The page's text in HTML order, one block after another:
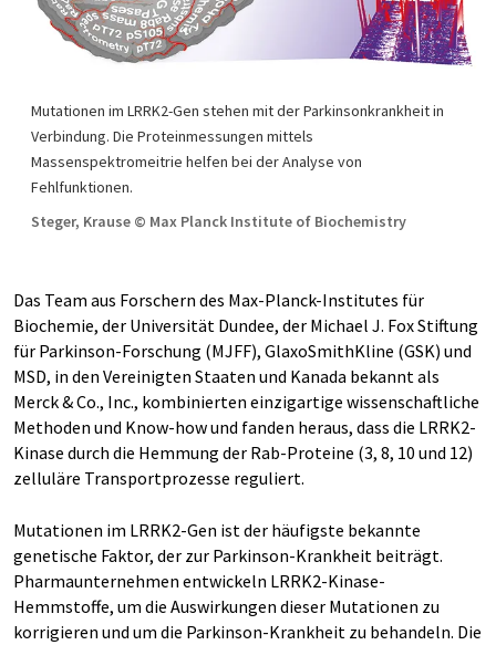
Mutationen im LRRK2-Gen stehen mit der Parkinsonkrankheit in
Verbindung. Die Proteinmessungen mittels
Massenspektromeitrie helfen bei der Analyse von
Fehlfunktionen.
Steger, Krause © Max Planck Institute of Biochemistry
Das Team aus Forschern des Max-Planck-Institutes für
Biochemie, der Universität Dundee, der Michael J. Fox Stiftung
für Parkinson-Forschung (MJFF), GlaxoSmithKline (GSK) und
MSD, in den Vereinigten Staaten und Kanada bekannt als
Merck & Co., Inc., kombinierten einzigartige wissenschaftliche
Methoden und Know-how und fanden heraus, dass die LRRK2-
Kinase durch die Hemmung der Rab-Proteine (3, 8, 10 und 12)
zelluläre Transportprozesse reguliert.
Mutationen im LRRK2-Gen ist der häufigste bekannte
genetische Faktor, der zur Parkinson-Krankheit beiträgt.
Pharmaunternehmen entwickeln LRRK2-Kinase-
Hemmstoffe, um die Auswirkungen dieser Mutationen zu
korrigieren und um die Parkinson-Krankheit zu behandeln. Die